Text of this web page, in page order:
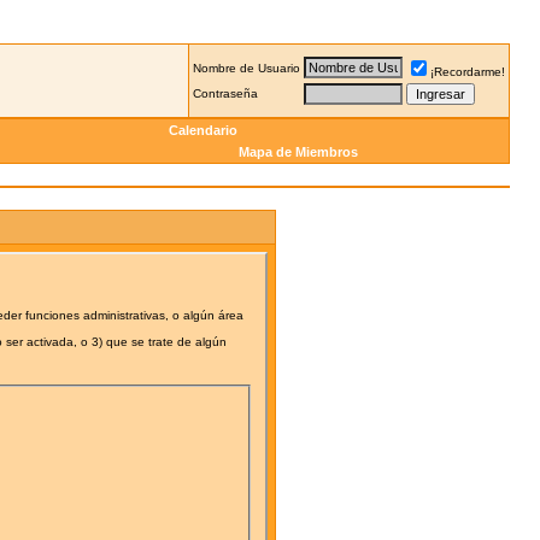
Nombre de Usuario
¡Recordarme!
Contraseña
Calendario
Mapa de Miembros
funciones administrativas, o algún área
activada, o 3) que se trate de algún